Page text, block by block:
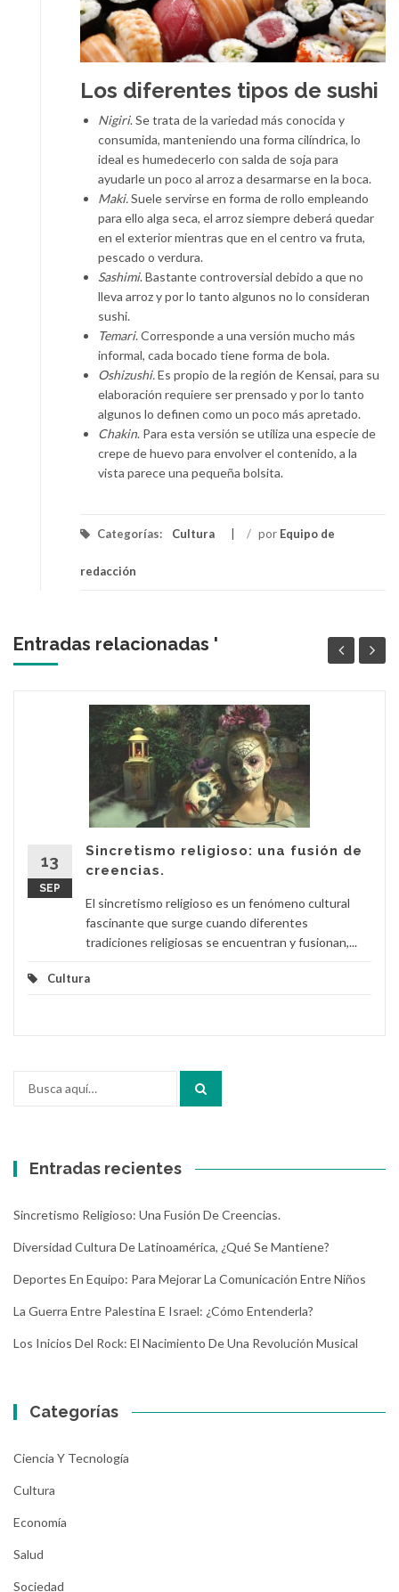
Los diferentes tipos de sushi
Nigiri. Se trata de la variedad más conocida y
consumida, manteniendo una forma cilíndrica, lo
ideal es humedecerlo con salda de soja para
ayudarle un poco al arroz a desarmarse en la boca.
Maki.Suele servirse en forma de rollo empleando
para ello alga seca, el arroz siempre deberá quedar
en el exterior mientras que en el centro va fruta,
pescado o verdura.
Sashimi. Bastante controversial debido a que no
lleva arroz y por lo tanto algunos no lo consideran
sushi.
Temari. Corresponde a una versión mucho más
informal, cada bocado tiene forma de bola.
Oshizushi.Es propio de la región de Kensai, para su
elaboración requiere ser prensado y por lo tanto
algunos lo definen como un poco más apretado.
Chakin. Para esta versión se utiliza una especie de
crepe de huevo para envolver el contenido, a la
vista parece una pequeña bolsita.
Categorías: Cultura / por Equipo de
redacción
Entradas relacionadas '
13
SEP
Sincretismo religioso: una fusión de
creencias.
El sincretismo religioso es un fenómeno cultural
fascinante que surge cuando diferentes
tradiciones religiosas se encuentran y fusionan,...
Cultura
Entradas recientes
Sincretismo Religioso: Una Fusión De Creencias.
Diversidad Cultura De Latinoamérica, ¿Qué Se Mantiene?
Deportes En Equipo: Para Mejorar La Comunicación Entre Niños
La Guerra Entre Palestina E Israel: ¿Cómo Entenderla?
Los Inicios Del Rock: El Nacimiento De Una Revolución Musical
Categorías
Ciencia Y Tecnología
Cultura
Economía
Salud
Sociedad